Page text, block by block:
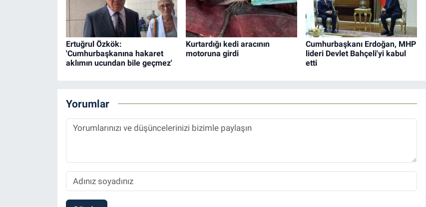
Ertuğrul Özkök:
'Cumhurbaşkanına hakaret
aklımın ucundan bile geçmez'
Kurtardığı kedi aracının
motoruna girdi
Cumhurbaşkanı Erdoğan, MHP
lideri Devlet Bahçeli'yi kabul
etti
Yorumlar